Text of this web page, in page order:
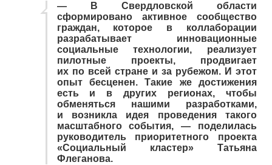
— В Свердловской области
сформировано активное сообщество
граждан, которое в коллаборации
разрабатывает инновационные
социальные технологии, реализует
пилотные проекты, продвигает
их по всей стране и за рубежом. И этот
опыт бесценен. Такие же достижения
есть и в других регионах, чтобы
обменяться нашими разработками,
и возникла идея проведения такого
масштабного события, — поделилась
руководитель приоритетного проекта
«Социальный кластер» Татьяна
Флеганова.